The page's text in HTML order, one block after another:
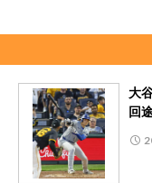
大
回